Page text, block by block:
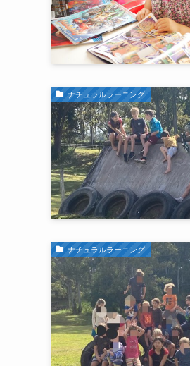
ナチュラルラーニング
ナチュラルラーニング